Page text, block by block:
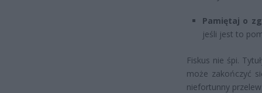
Pamiętaj o
jeśli jest to
Fiskus nie śpi.
może zakończyć
niefortunny